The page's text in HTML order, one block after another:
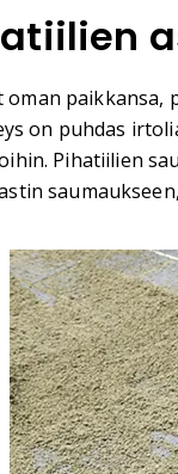
paikkansa,
on puhdas
Pihatiilien